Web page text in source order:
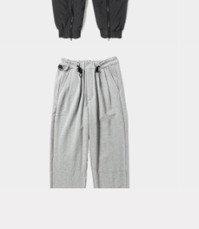
Padding Flight
PT/Lamp Black
Fatigue Sweat